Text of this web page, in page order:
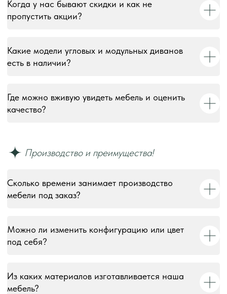
Когда у нас бывают скидки и как не
пропустить акции?
Какие модели угловых и модульных диванов
есть в наличии?
Где можно вживую увидеть мебель и оценить
качество?
Сколько времени занимает производство
мебели под заказ?
Можно ли изменить конфигурацию или цвет
под себя?
Из каких материалов изготавливается наша
мебель?
© 2018–2026 Мебельная фабрика «Tulsy». Все права
защищены. Тексты, изображения, макеты и иные
РФ. Использование без письменного согласия запрещено
и влечёт юридическую ответственность.